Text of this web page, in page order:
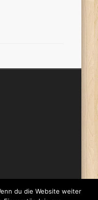
du die Website weiter